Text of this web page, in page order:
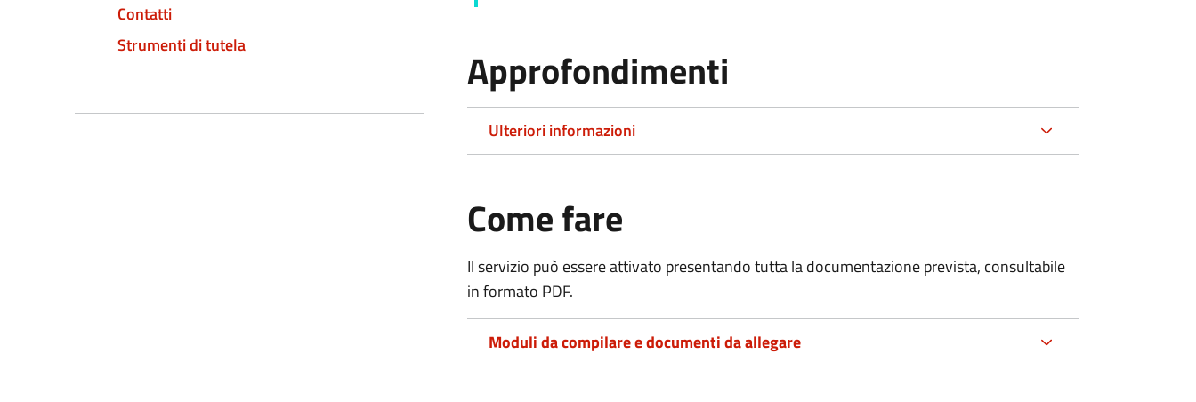
Contatti
Strumenti di tutela
Approfondimenti
Ulteriori informazioni
Come fare
Il servizio può essere attivato presentando tutta la documentazione prevista, consultabile
in formato PDF.
Moduli da compilare e documenti da allegare